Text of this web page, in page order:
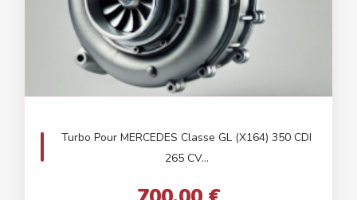
Turbo Pour MERCEDES Classe GL (X164) 350 CDI
265 CV...